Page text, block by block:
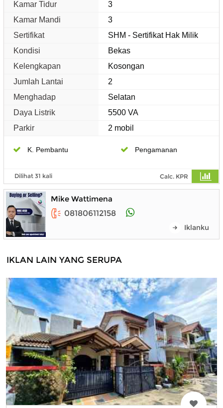
Kamar Tidur
3
Kamar Mandi
3
Sertifikat
SHM - Sertifikat Hak Milik
Kondisi
Bekas
Kelengkapan
Kosongan
Jumlah Lantai
2
Menghadap
Selatan
Daya Listrik
5500 VA
Parkir
2 mobil
K. Pembantu Pengamanan
Dilihat 31 kali Calc. KPR
Mike Wattimena
081806112158
Iklanku
IKLAN LAIN YANG SERUPA